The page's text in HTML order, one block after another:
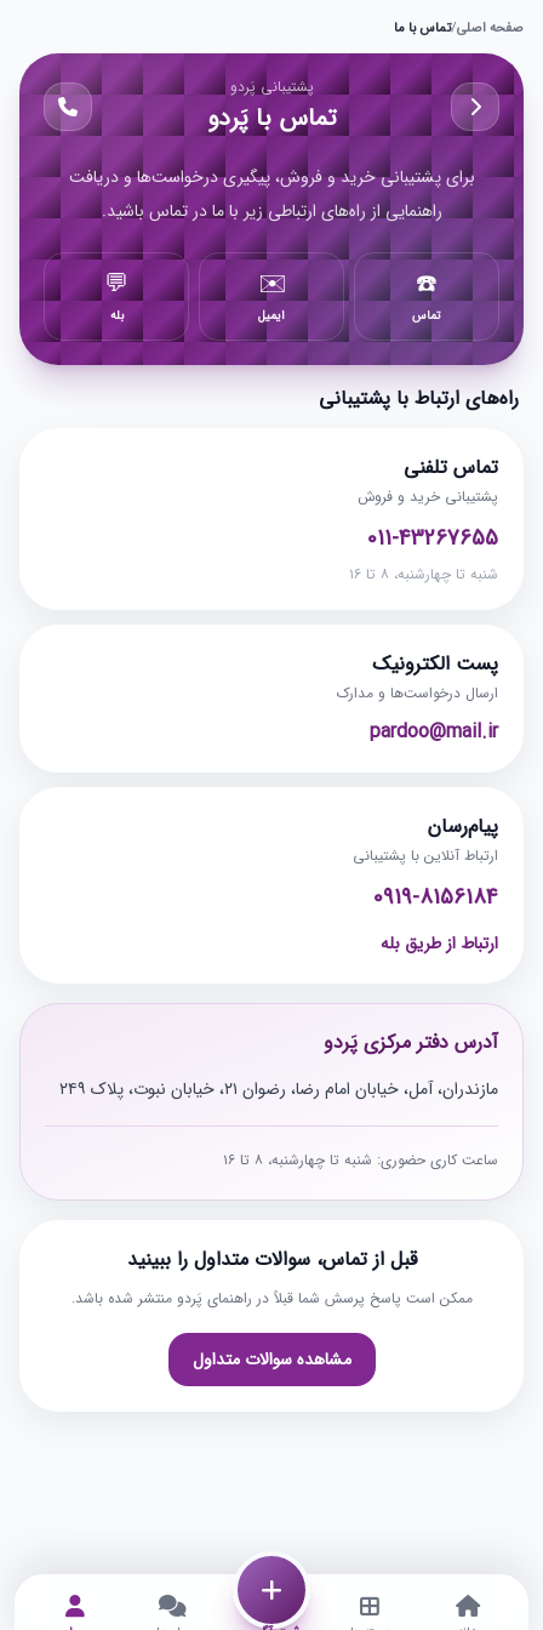
صفحه اصلی/تماس با ما
پشتیبانی پَردو
تماس با پَردو
برای پشتیبانی خرید و فروش، پیگیری درخواست‌ها و دریافت
راهنمایی از راه‌های ارتباطی زیر با ما در تماس باشید.
☎️
تماس
✉️
ایمیل
💬
بله
راه‌های ارتباط با پشتیبانی
تماس تلفنی
پشتیبانی خرید و فروش
011-43267655
شنبه تا چهارشنبه، ۸ تا ۱۶
پست الکترونیک
ارسال درخواست‌ها و مدارک
pardoo@mail.ir
پیام‌رسان
ارتباط آنلاین با پشتیبانی
0919-8156184
ارتباط از طریق بله
آدرس دفتر مرکزی پَردو
مازندران، آمل، خیابان امام رضا، رضوان ۲۱، خیابان نبوت، پلاک ۲۴۹
ساعت کاری حضوری: شنبه تا چهارشنبه، ۸ تا ۱۶
قبل از تماس، سوالات متداول را ببینید
ممکن است پاسخ پرسش شما قبلاً در راهنمای پَردو منتشر شده باشد.
مشاهده سوالات متداول